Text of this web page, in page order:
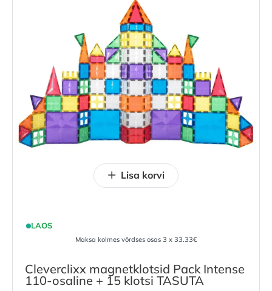
LAOS
Maksa kolmes võrdses osas 3 x 33.33€
Cleverclixx magnetklotsid Pack Intense
110-osaline + 15 klotsi TASUTA
Lisa korvi